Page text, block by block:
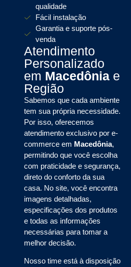
qualidade
Fácil instalação
Garantia e suporte pós-
venda
Atendimento
Personalizado
em Macedônia e
Região
Sabemos que cada ambiente
tem sua própria necessidade.
Por isso, oferecemos
atendimento exclusivo por e-
commerce em Macedônia,
permitindo que você escolha
com praticidade e segurança,
direto do conforto da sua
casa. No site, você encontra
imagens detalhadas,
especificações dos produtos
e todas as informações
necessárias para tomar a
melhor decisão.
Nosso time está à disposição